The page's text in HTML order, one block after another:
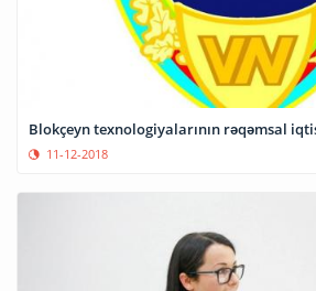
Blokçeyn texnologiyalarının rəqəmsal
11-12-2018